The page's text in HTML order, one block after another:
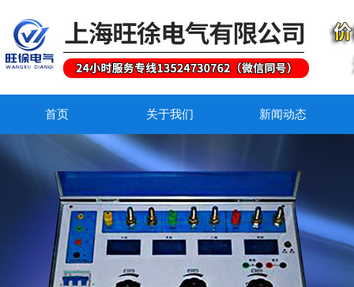
首页 关于我们 新闻动态